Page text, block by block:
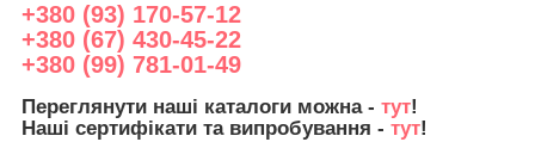
+380 (93) 170-57-12
+380 (67) 430-45-22
+380 (99) 781-01-49
Переглянути наші каталоги можна - тут!
Наші сертифікати та випробування - тут!